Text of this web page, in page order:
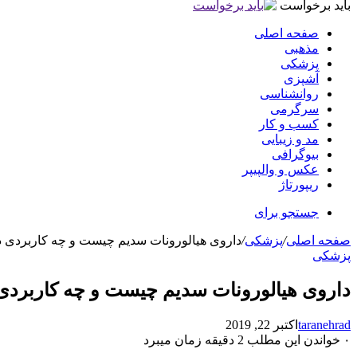
باید برخواست
صفحه اصلی
مذهبی
پزشکی
آشپزی
روانشناسی
سرگرمی
کسب و کار
مد و زیبایی
بیوگرافی
عکس و والپیپر
ریپورتاژ
جستجو برای
صفحه اصلی/پزشکی/داروی هیالورونات سدیم چیست و چه کاربردی
پزشکی
داروی هیالورونات سدیم چیست و چه
taranehrad اکتبر 22, 2019
۰ خواندن این مطلب 2 دقیقه زمان میبرد